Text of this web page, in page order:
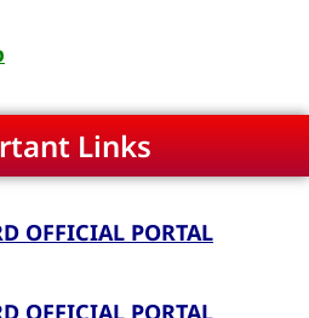
Links
OFFICIAL PORTAL